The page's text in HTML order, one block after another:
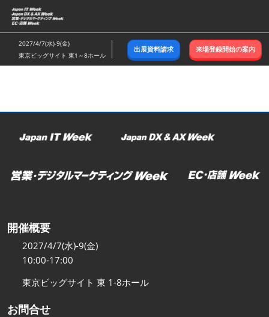
ス
キ
ッ
し
む
2027/4/7(水)-9(金)
東京ビッグサイト 東1～8ホール
出展資料請求 来場登録開始の案内
開催概要
2027/4/7(水)-9(金)
10:00-17:00
東京ビッグサイト 東 1-8ホール
お問合せ